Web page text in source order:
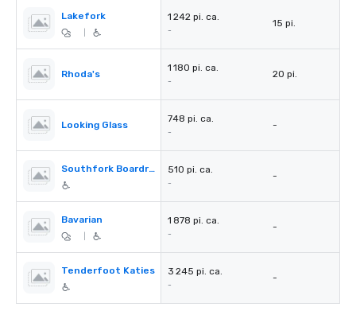
Lakefork 1 242 pi. ca.
-
15 pi.
Rhoda's
1 180 pi. ca.
-
20 pi.
Looking Glass
748 pi. ca.
-
-
Southfork Boardroom 510 pi. ca.
-
-
Bavarian 1 878 pi. ca.
-
-
Tenderfoot Katies 3 245 pi. ca.
-
-